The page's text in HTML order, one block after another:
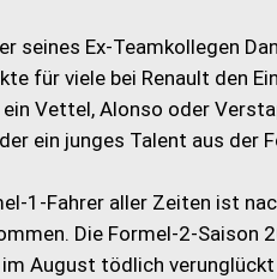
seines Ex-Teamkollegen
für viele bei Renault den
Vettel, Alonso oder
ein junges Talent aus der
1-Fahrer aller Zeiten ist
Die Formel-2-Saison
August tödlich